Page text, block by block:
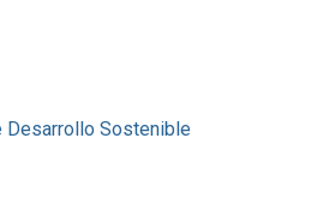
Desarrollo Sostenible